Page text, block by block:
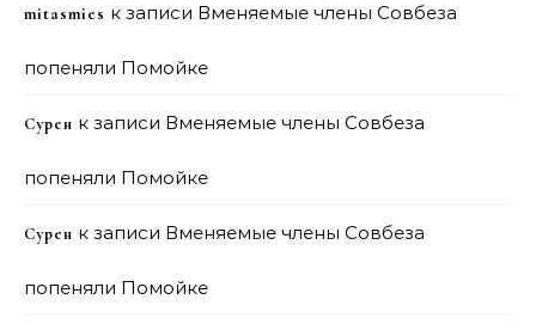
mitasmies к записи Вменяемые члены Совбеза
попеняли Помойке
Сурен к записи Вменяемые члены Совбеза
попеняли Помойке
Сурен к записи Вменяемые члены Совбеза
попеняли Помойке